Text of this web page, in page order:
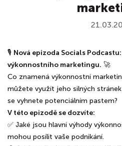
🎙️ Nová epizoda Socials
výkonnostního marketingu. 🚀
Co znamená výkonnostní
můžete využít jeho silných
se vyhnete potenciálním pastem?
V této epizodě se dozvíte:
✅ Jaké jsou hlavní výhody
mohou posílit vaše podnikání.